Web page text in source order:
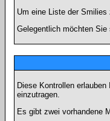
Um eine Liste der
Gelegentlich möchten
Diese Kontrollen
einzutragen.
Es gibt zwei vorhandene